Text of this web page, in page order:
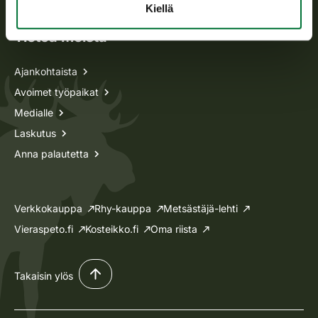
Kiellä
Tietoa meistä
Ajankohtaista
Avoimet työpaikat
Medialle
Laskutus
Anna palautetta
Verkkokauppa Rhy-kauppa
Metsästäjä-lehti
Vieraspeto.fi
Kosteikko.fi Oma riista
Takaisin ylös